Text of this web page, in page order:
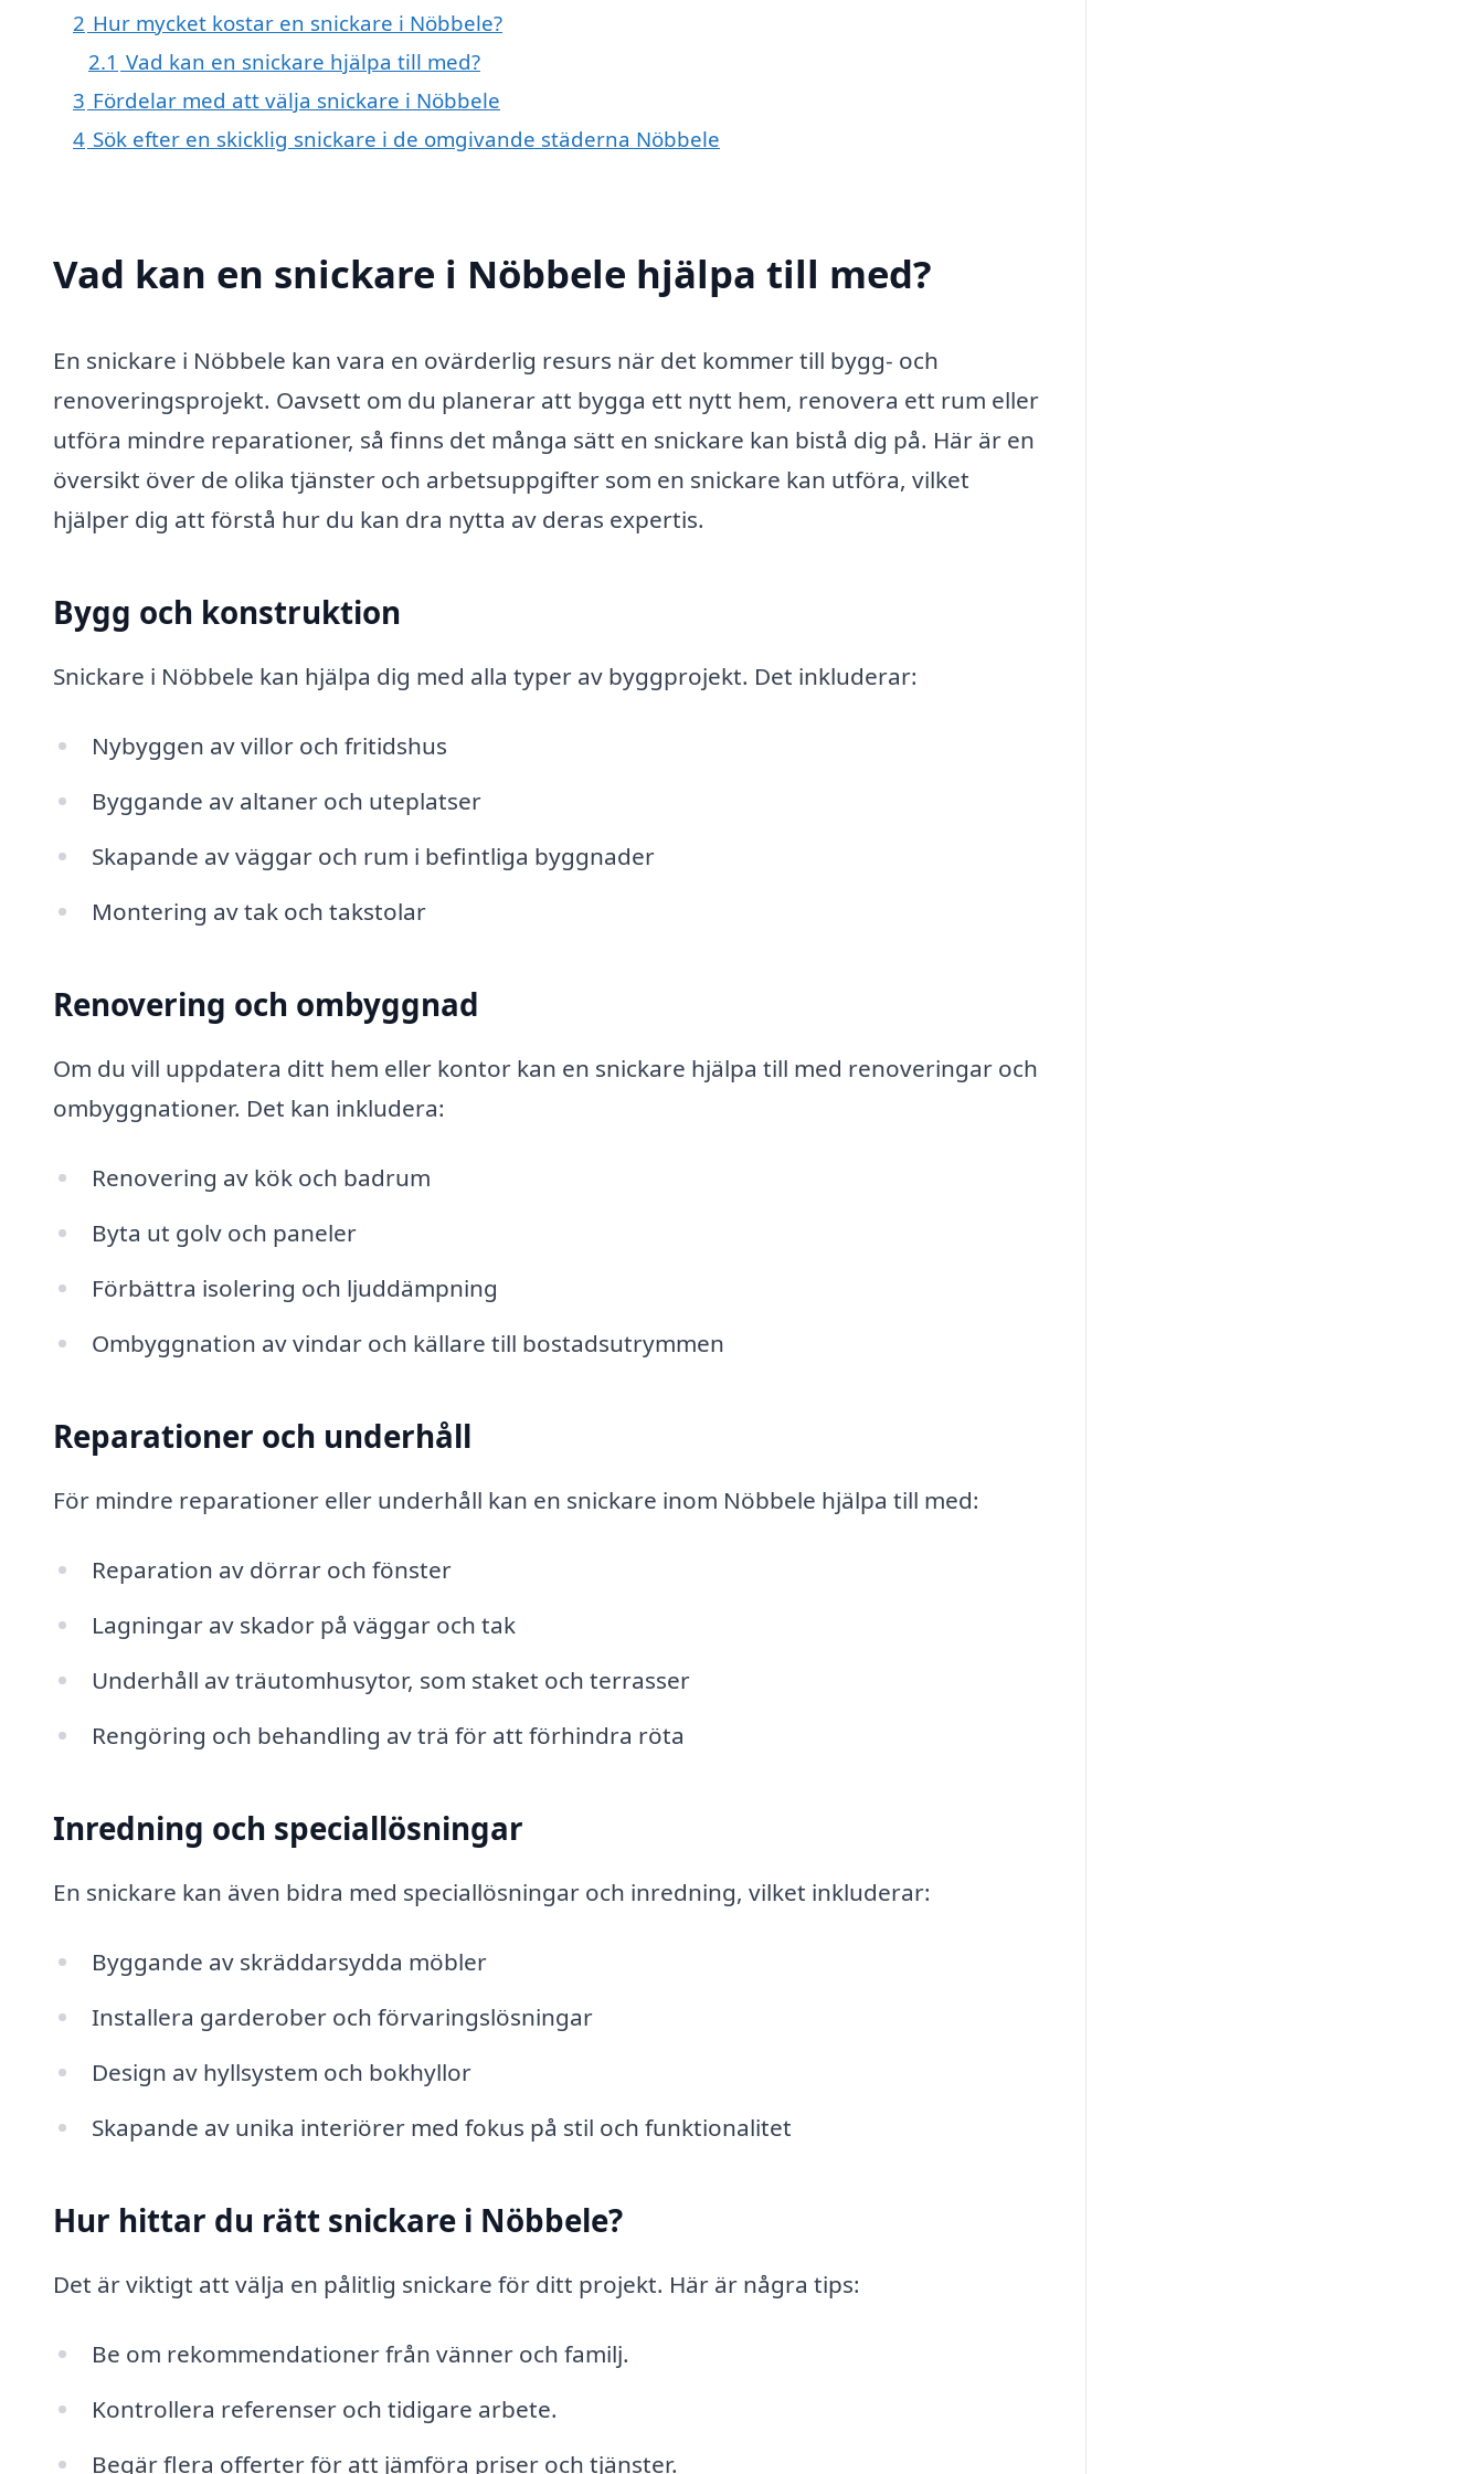
2 Hur mycket kostar en snickare i Nöbbele?
2.1 Vad kan en snickare hjälpa till med?
3 Fördelar med att välja snickare i Nöbbele
4 Sök efter en skicklig snickare i de omgivande städerna Nöbbele
Vad kan en snickare i Nöbbele hjälpa till med?
En snickare i Nöbbele kan vara en ovärderlig resurs när det kommer till bygg- och
renoveringsprojekt. Oavsett om du planerar att bygga ett nytt hem, renovera ett rum eller
utföra mindre reparationer, så finns det många sätt en snickare kan bistå dig på. Här är en
översikt över de olika tjänster och arbetsuppgifter som en snickare kan utföra, vilket
hjälper dig att förstå hur du kan dra nytta av deras expertis.
Bygg och konstruktion
Snickare i Nöbbele kan hjälpa dig med alla typer av byggprojekt. Det inkluderar:
Nybyggen av villor och fritidshus
Byggande av altaner och uteplatser
Skapande av väggar och rum i befintliga byggnader
Montering av tak och takstolar
Renovering och ombyggnad
Om du vill uppdatera ditt hem eller kontor kan en snickare hjälpa till med renoveringar och
ombyggnationer. Det kan inkludera:
Renovering av kök och badrum
Byta ut golv och paneler
Förbättra isolering och ljuddämpning
Ombyggnation av vindar och källare till bostadsutrymmen
Reparationer och underhåll
För mindre reparationer eller underhåll kan en snickare inom Nöbbele hjälpa till med:
Reparation av dörrar och fönster
Lagningar av skador på väggar och tak
Underhåll av träutomhusytor, som staket och terrasser
Rengöring och behandling av trä för att förhindra röta
Inredning och speciallösningar
En snickare kan även bidra med speciallösningar och inredning, vilket inkluderar:
Byggande av skräddarsydda möbler
Installera garderober och förvaringslösningar
Design av hyllsystem och bokhyllor
Skapande av unika interiörer med fokus på stil och funktionalitet
Hur hittar du rätt snickare i Nöbbele?
Det är viktigt att välja en pålitlig snickare för ditt projekt. Här är några tips:
Be om rekommendationer från vänner och familj.
Kontrollera referenser och tidigare arbete.
Begär flera offerter för att jämföra priser och tjänster.